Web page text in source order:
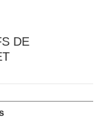
DE